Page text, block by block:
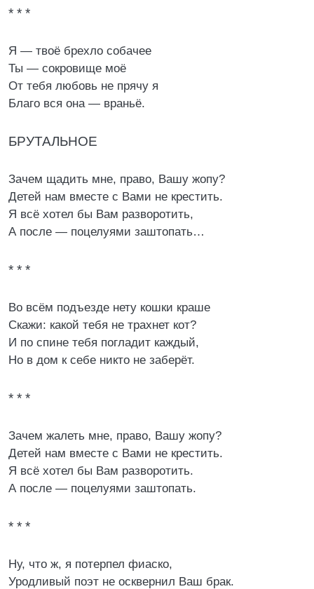
* * *
Я — твоё брехло собачее
Ты — сокровище моё
От тебя любовь не прячу я
Благо вся она — враньё.
БРУТАЛЬНОЕ
Зачем щадить мне, право, Вашу жопу?
Детей нам вместе с Вами не крестить.
Я всё хотел бы Вам разворотить,
А после — поцелуями заштопать…
* * *
Во всём подъезде нету кошки краше
Скажи: какой тебя не трахнет кот?
И по спине тебя погладит каждый,
Но в дом к себе никто не заберёт.
* * *
Зачем жалеть мне, право, Вашу жопу?
Детей нам вместе с Вами не крестить.
Я всё хотел бы Вам разворотить.
А после — поцелуями заштопать.
* * *
Ну, что ж, я потерпел фиаско,
Уродливый поэт не осквернил Ваш брак.